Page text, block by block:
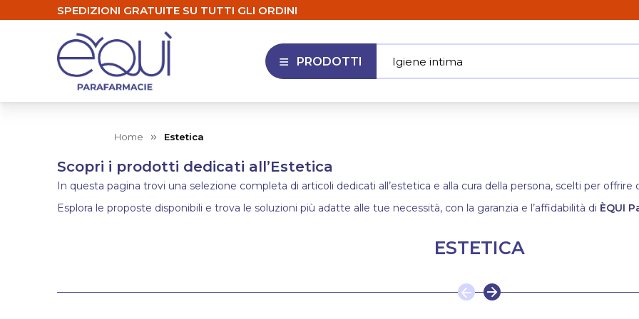
SPEDIZIONI GRATUITE SU TUTTI GLI ORDINI
APRI MENU
PRODOTTI Igiene inti|
Home Estetica
Scopri i prodotti dedicati all’Estetica
In questa pagina trovi una selezione completa di articoli dedicati all’estetica e alla cura della persona, scelti per
Esplora le proposte disponibili e trova le soluzioni più adatte alle tue necessità, con la garanzia e l’affidabilità di ÈQUI
ESTETICA